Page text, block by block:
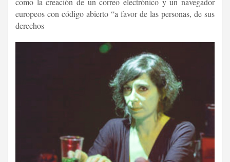
europeos con código abierto “a favor de las personas, de sus
derechos